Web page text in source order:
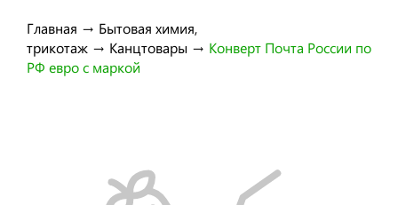
Главная → Бытовая химия,
трикотаж → Канцтовары → Конверт Почта России по
РФ евро с маркой